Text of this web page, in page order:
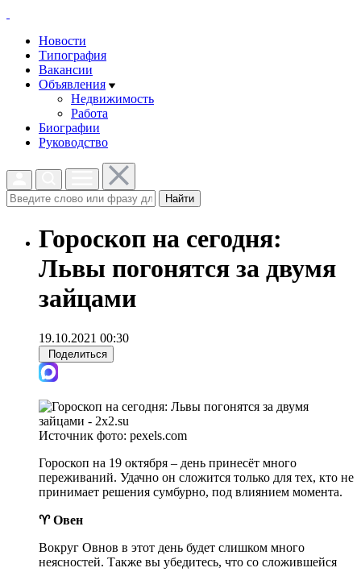
Новости
Типография
Вакансии
Объявления
Недвижимость
Работа
Биографии
Руководство
Найти
Гороскоп на сегодня:
Львы погонятся за двумя
зайцами
19.10.2021 00:30
Поделиться
Источник фото: pexels.com
Гороскоп на 19 октября – день принесёт много
переживаний. Удачно он сложится только для тех, кто не
принимает решения сумбурно, под влиянием момента.
♈ Овен
Вокруг Овнов в этот день будет слишком много
неясностей. Также вы убедитесь, что со сложившейся